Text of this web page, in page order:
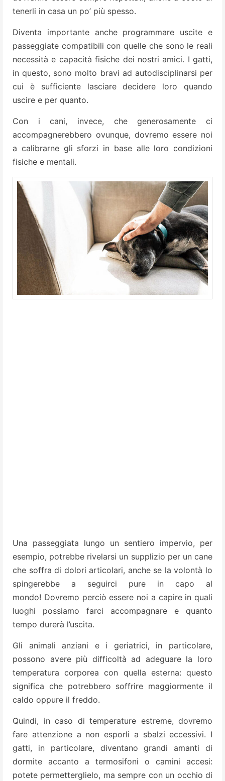
tenerli in casa un po’ più spesso.
Diventa importante anche programmare uscite e
passeggiate compatibili con quelle che sono le reali
necessità e capacità fisiche dei nostri amici. I gatti,
in questo, sono molto bravi ad autodisciplinarsi per
cui è sufficiente lasciare decidere loro quando
uscire e per quanto.
Con i cani, invece, che generosamente ci
accompagnerebbero ovunque, dovremo essere noi
a calibrarne gli sforzi in base alle loro condizioni
fisiche e mentali.
Una passeggiata lungo un sentiero impervio, per
esempio, potrebbe rivelarsi un supplizio per un cane
che soffra di dolori articolari, anche se la volontà lo
spingerebbe a seguirci pure in capo al
mondo! Dovremo perciò essere noi a capire in quali
luoghi possiamo farci accompagnare e quanto
tempo durerà l’uscita.
Gli animali anziani e i geriatrici, in particolare,
possono avere più difficoltà ad adeguare la loro
temperatura corporea con quella esterna: questo
significa che potrebbero soffrire maggiormente il
caldo oppure il freddo.
Quindi, in caso di temperature estreme, dovremo
fare attenzione a non esporli a sbalzi eccessivi. I
gatti, in particolare, diventano grandi amanti di
dormite accanto a termosifoni o camini accesi:
potete permetterglielo, ma sempre con un occhio di